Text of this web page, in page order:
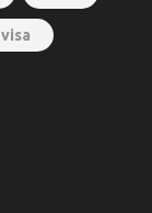
visa